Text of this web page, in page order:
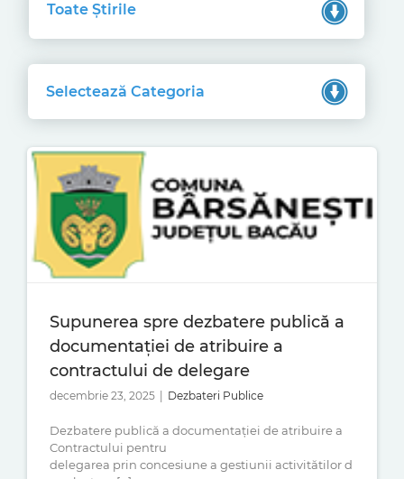
Supunerea spre dezbatere publică a
documentației de atribuire a
contractului de delegare
decembrie 23, 2025 | Dezbateri Publice
Dezbatere publică a documentaţiei de atribuire a
Contractului pentru
delegarea prin concesiune a gestiunii activitătilor d
Toate Știrile